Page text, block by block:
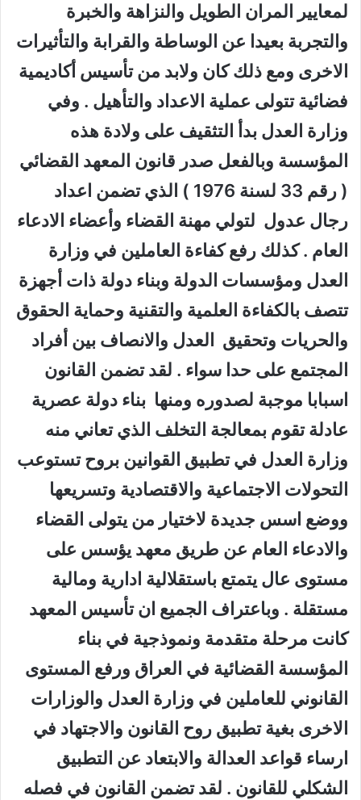
لمعايير المران الطويل والنزاهة والخبرة
والتجربة بعيدا عن الوساطة والقرابة والتأثيرات
الاخرى ومع ذلك كان ولابد من تأسيس أكاديمية
فضائية تتولى عملية الاعداد والتأهيل . وفي
وزارة العدل بدأ التثقيف على ولادة هذه
المؤسسة وبالفعل صدر قانون المعهد القضائي
( رقم 33 لسنة 1976 ) الذي تضمن اعداد
رجال عدول لتولي مهنة القضاء وأعضاء الادعاء
العام . كذلك رفع كفاءة العاملين في وزارة
العدل ومؤسسات الدولة وبناء دولة ذات أجهزة
تتصف بالكفاءة العلمية والتقنية وحماية الحقوق
والحريات وتحقيق العدل والانصاف بين أفراد
المجتمع على حدا سواء . لقد تضمن القانون
اسبابا موجبة لصدوره ومنها بناء دولة عصرية
عادلة تقوم بمعالجة التخلف الذي تعاني منه
وزارة العدل في تطبيق القوانين بروح تستوعب
التحولات الاجتماعية والاقتصادية وتسريعها
ووضع اسس جديدة لاختيار من يتولى القضاء
والادعاء العام عن طريق معهد يؤسس على
مستوى عال يتمتع باستقلالية ادارية ومالية
مستقلة . وباعتراف الجميع ان تأسيس المعهد
كانت مرحلة متقدمة ونموذجية في بناء
المؤسسة القضائية في العراق ورفع المستوى
القانوني للعاملين في وزارة العدل والوزارات
الاخرى بغية تطبيق روح القانون والاجتهاد في
ارساء قواعد العدالة والابتعاد عن التطبيق
الشكلي للقانون . لقد تضمن القانون في فصله